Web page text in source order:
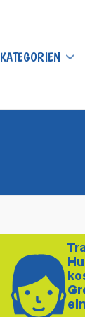
KATEGORIEN